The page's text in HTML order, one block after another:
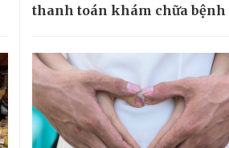
thanh toán khám chữa bệnh